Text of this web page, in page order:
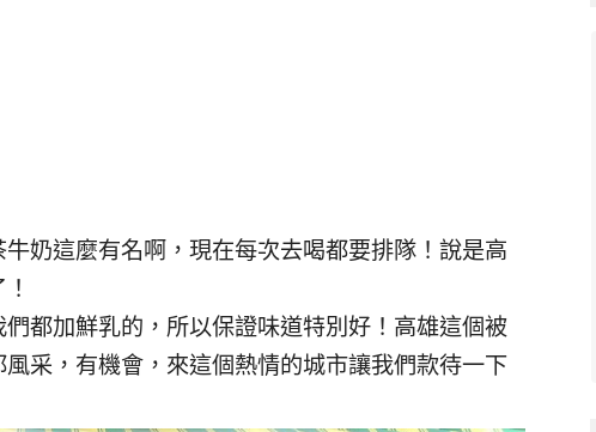
奶這麼有名啊，現在每次去喝都要排隊！說是高
都加鮮乳的，所以保證味道特別好！高雄這個被
采，有機會，來這個熱情的城市讓我們款待一下